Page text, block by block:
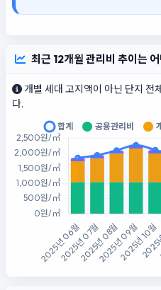
최근 12개월 관리비 추이는
개별 세대 고지액이 아닌 단지 전
다.